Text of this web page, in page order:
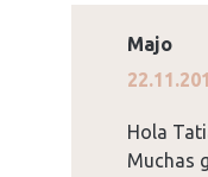
Majo
dice:
Hola
Muchas